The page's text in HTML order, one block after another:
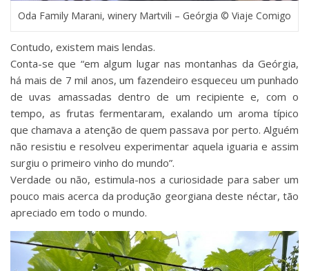
Oda Family Marani, winery Martvili – Geórgia © Viaje Comigo
Contudo, existem mais lendas.
Conta-se que “em algum lugar nas montanhas da Geórgia,
há mais de 7 mil anos, um fazendeiro esqueceu um punhado
de uvas amassadas dentro de um recipiente e, com o
tempo, as frutas fermentaram, exalando um aroma típico
que chamava a atenção de quem passava por perto. Alguém
não resistiu e resolveu experimentar aquela iguaria e assim
surgiu o primeiro vinho do mundo”.
Verdade ou não, estimula-nos a curiosidade para saber um
pouco mais acerca da produção georgiana deste néctar, tão
apreciado em todo o mundo.